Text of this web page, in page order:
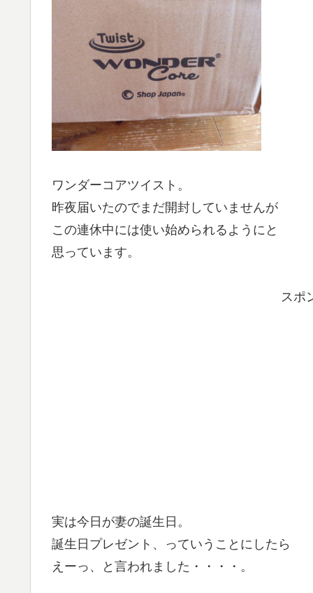
ワンダーコアツイスト。
昨夜届いたのでまだ開封していませんが
この連休中には使い始められるようにと
思っています。
スポ
実は今日が妻の誕生日。
誕生日プレゼント、っていうことにしたら
えーっ、と言われました・・・・。